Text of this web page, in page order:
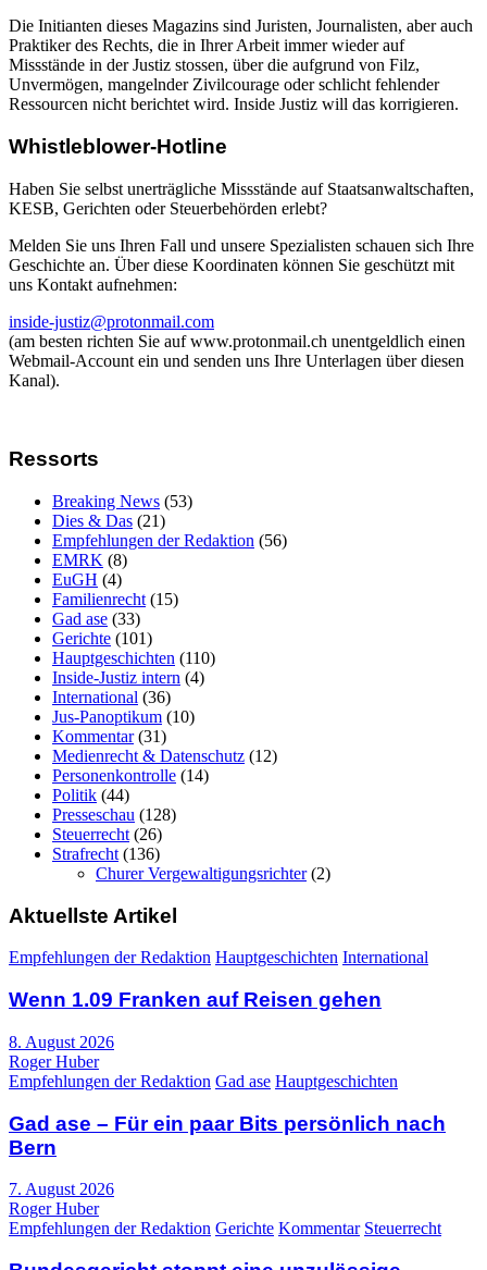
Die Initianten dieses Magazins sind Juristen, Journalisten, aber auch
Praktiker des Rechts, die in Ihrer Arbeit immer wieder auf
Missstände in der Justiz stossen, über die aufgrund von Filz,
Unvermögen, mangelnder Zivilcourage oder schlicht fehlender
Ressourcen nicht berichtet wird. Inside Justiz will das korrigieren.
Whistleblower-Hotline
Haben Sie selbst unerträgliche Missstände auf Staatsanwaltschaften,
KESB, Gerichten oder Steuerbehörden erlebt?
Melden Sie uns Ihren Fall und unsere Spezialisten schauen sich Ihre
Geschichte an. Über diese Koordinaten können Sie geschützt mit
uns Kontakt aufnehmen:
inside-justiz@protonmail.com
(am besten richten Sie auf www.protonmail.ch unentgeldlich einen
Webmail-Account ein und senden uns Ihre Unterlagen über diesen
Kanal).
Ressorts
Breaking News (53)
Dies & Das (21)
Empfehlungen der Redaktion (56)
EMRK (8)
EuGH (4)
Familienrecht (15)
Gad ase (33)
Gerichte (101)
Hauptgeschichten (110)
Inside-Justiz intern (4)
International (36)
Jus-Panoptikum (10)
Kommentar(31)
Medienrecht & Datenschutz (12)
Personenkontrolle (14)
Politik (44)
Presseschau (128)
Steuerrecht (26)
Strafrecht (136)
Churer Vergewaltigungsrichter(2)
Aktuellste Artikel
Empfehlungen der Redaktion Hauptgeschichten International
Wenn 1.09 Franken auf Reisen gehen
8. August 2026
Roger Huber
Empfehlungen der Redaktion Gad ase Hauptgeschichten
Gad ase – Für ein paar Bits persönlich nach
Bern
7. August 2026
Roger Huber
Empfehlungen der Redaktion Gerichte Kommentar Steuerrecht